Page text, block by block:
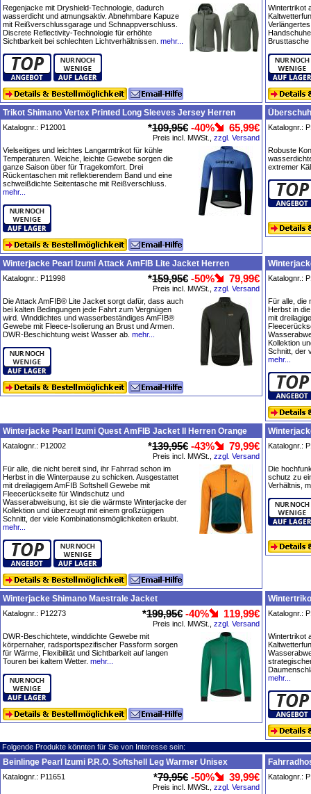
Regenjacke mit Dryshield-Technologie, dadurch
wasserdicht und atmungsaktiv. Abnehmbare Kapuze
mit Reißverschlussgarage und Schnappverschluss.
Discrete Reflectivity-Technologie für erhöhte
Sichtbarkeit bei schlechten Lichtverhältnissen. mehr...
Wintertrikot
Brusttasche
Trikot Shimano Vertex Printed Long Sleeves Jersey Herren
Katalognr.: P12001 *109,95€ -40% 65,99€
Preis incl. MWSt., zzgl. Versand
Vielseitiges und leichtes Langarmtrikot für kühle
Temperaturen. Weiche, leichte Gewebe sorgen die
ganze Saison über für Tragekomfort. Drei
Rückentaschen mit reflektierendem Band und eine
schweißdichte Seitentasche mit Reißverschluss.
mehr...
Katalognr.:
Robuste
extremer
Winterjacke Pearl Izumi Attack AmFIB Lite Jacket Herren
Katalognr.: P11998 *159,95€ -50% 79,99€
Preis incl. MWSt., zzgl. Versand
Die Attack AmFIB® Lite Jacket sorgt dafür, dass auch
bei kalten Bedingungen jede Fahrt zum Vergnügen
wird. Winddichtes und wasserbeständiges AmFIB®
Gewebe mit Fleece-Isolierung an Brust und Armen.
DWR-Beschichtung weist Wasser ab. mehr...
Katalognr.:
Für alle, die
Herbst in
mit
Kollektion
Schnitt, der
mehr...
Winterjacke Pearl Izumi Quest AmFIB Jacket II Herren Orange
Katalognr.: P12002 *139,95€ -43% 79,99€
Preis incl. MWSt., zzgl. Versand
Für alle, die nicht bereit sind, ihr Fahrrad schon im
Herbst in die Winterpause zu schicken. Ausgestattet
mit dreilagigem AmFIB Softshell Gewebe mit
Fleecerückseite für Windschutz und
Wasserabweisung, ist sie die wärmste Winterjacke der
Kollektion und überzeugt mit einem großzügigen
Schnitt, der viele Kombinationsmöglichkeiten erlaubt.
mehr...
Katalognr.:
Die
schutz zu
Verhältnis,
Winterjacke Shimano Maestrale Jacket
Katalognr.: P12273 *199,95€ -40% 119,99€
Preis incl. MWSt., zzgl. Versand
DWR-Beschichtete, winddichte Gewebe mit
körpernaher, radsportspezifischer Passform sorgen
für Wärme, Flexibilität und Sichtbarkeit auf langen
Touren bei kaltem Wetter. mehr...
Katalognr.:
Wintertrikot
mehr...
Folgende Produkte könnten für Sie von Interesse sein:
Beinlinge Pearl Izumi P.R.O. Softshell Leg Warmer Unisex
Katalognr.: P11651 *79,95€ -50% 39,99€
Preis incl. MWSt., zzgl. Versand
Katalognr.: